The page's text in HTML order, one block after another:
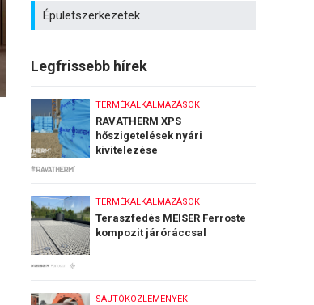
Épületszerkezetek
Legfrissebb hírek
TERMÉKALKALMAZÁSOK
RAVATHERM XPS
hőszigetelések nyári
kivitelezése
TERMÉKALKALMAZÁSOK
Teraszfedés MEISER Ferroste
kompozit járóráccsal
SAJTÓKÖZLEMÉNYEK